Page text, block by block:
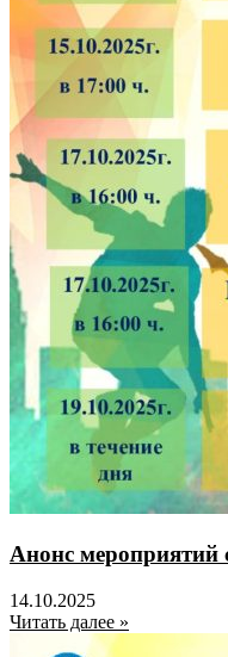
Анонс мероприятий
14.10.2025
Читать далее »